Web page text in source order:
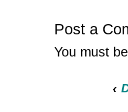
Post a
You must be
‹